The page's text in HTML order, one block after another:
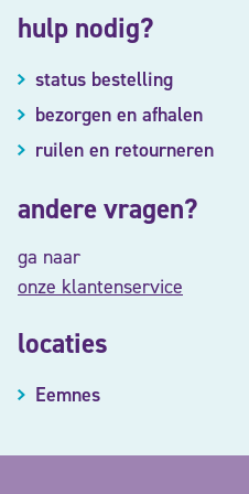
hulp nodig?
status bestelling
bezorgen en afhalen
ruilen en retourneren
andere vragen?
ga naar
onze klantenservice
locaties
Eemnes